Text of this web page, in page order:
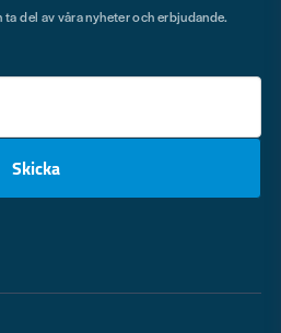
Skicka
del av våra nyheter och erbjudande.